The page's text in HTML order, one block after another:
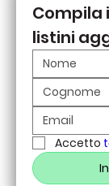
Compila
listini
Accetto